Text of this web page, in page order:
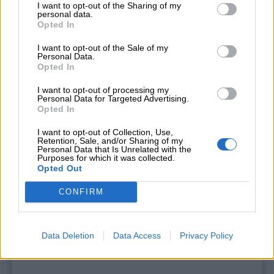
If you wish to opt-out of the sale, sharing to third parties, or
section to confirm your selection. Please note that after your
interest-based ads based on personal information utilized by
I want to opt-out of the Sharing of my
personal data.
Opted In
I want to opt-out of the Sale of my
Personal Data.
Opted In
I want to opt-out of processing my
Personal Data for Targeted Advertising.
Opted In
I want to opt-out of Collection, Use,
Retention, Sale, and/or Sharing of my
Personal Data that Is Unrelated with the
Purposes for which it was collected.
Opted Out
CONFIRM
Data Deletion Data Access Privacy Policy